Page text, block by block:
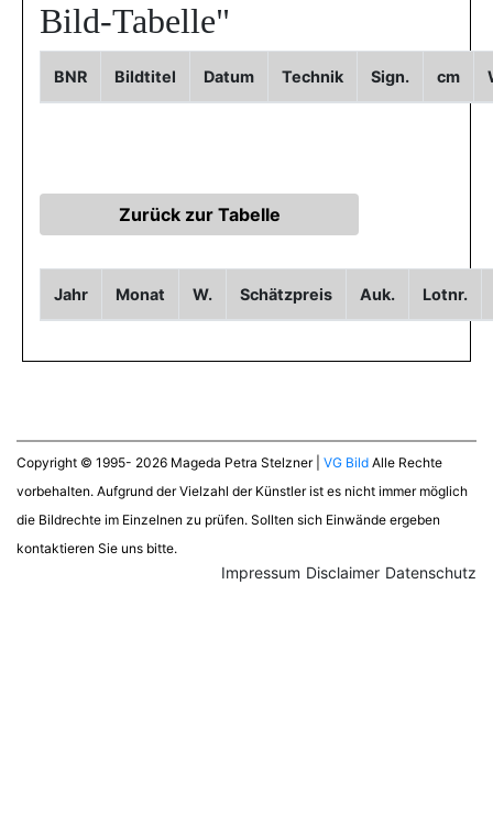
Bild-Tabelle"
BNR Bildtitel Datum Technik Sign. cm
Jahr Monat W. Schätzpreis Auk. Lotnr.
Copyright © 1995- 2026 Mageda Petra Stelzner | VG Bild Alle Rechte
vorbehalten. Aufgrund der Vielzahl der Künstler ist es nicht immer möglich
die Bildrechte im Einzelnen zu prüfen. Sollten sich Einwände ergeben
kontaktieren Sie uns bitte.
Datenschutz
Disclaimer
Impressum